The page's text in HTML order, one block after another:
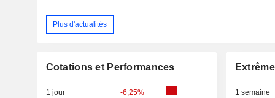
Plus d'actualités
Cotations et Performances
1 jour -6,25% 1 semaine